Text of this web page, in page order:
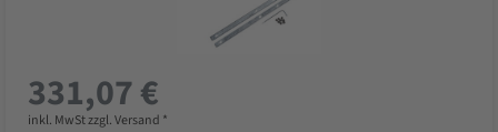
331,07 €
inkl. MwSt zzgl. Versand *